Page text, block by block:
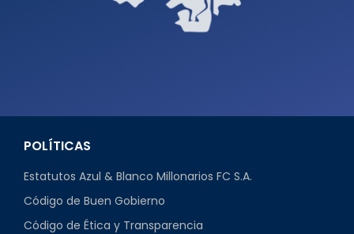
POLÍTICAS
Estatutos Azul & Blanco Millonarios FC S.A.
Código de Buen Gobierno
Código de Ética y Transparencia